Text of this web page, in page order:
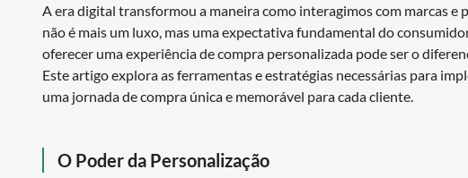
A era digital transformou a maneira como interagimos com marcas
não é mais um luxo, mas uma expectativa fundamental do
oferecer uma experiência de compra personalizada pode ser o
Este artigo explora as ferramentas e estratégias necessárias para
uma jornada de compra única e memorável para cada cliente.
O Poder da Personalização